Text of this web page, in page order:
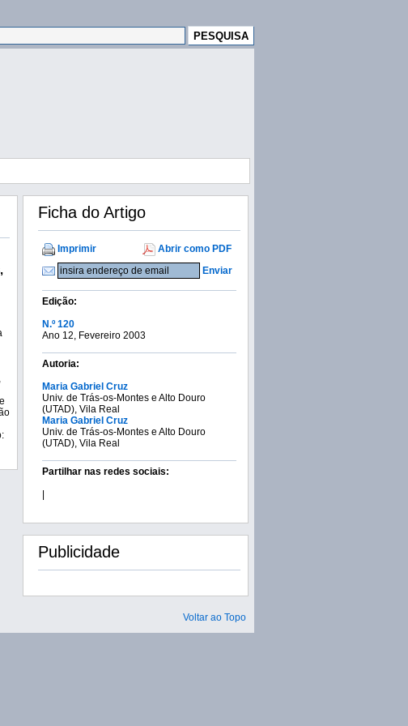
Ficha do Artigo
Imprimir
Abrir como PDF
Enviar
Edição:
N.º 120
Ano 12, Fevereiro 2003
Autoria:
Maria Gabriel Cruz
Univ. de Trás-os-Montes e Alto Douro
(UTAD), Vila Real
Maria Gabriel Cruz
Univ. de Trás-os-Montes e Alto Douro
(UTAD), Vila Real
Partilhar nas redes sociais:
Publicidade
Voltar ao Topo